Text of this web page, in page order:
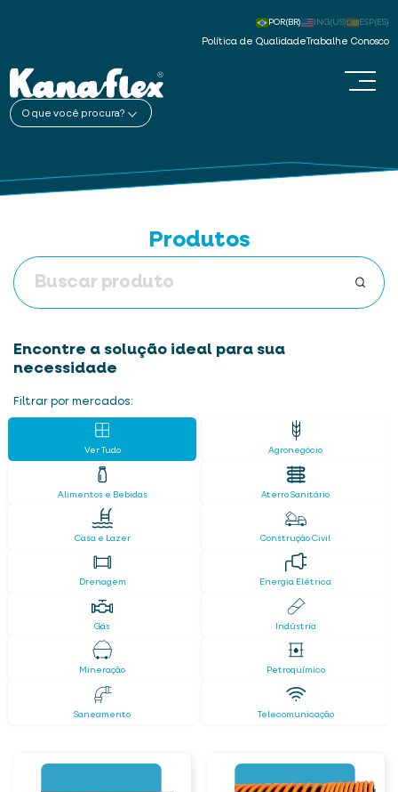
Política de Qualidade Trabalhe Conosco
POR(BR) ING(US) ESP(ES)
O que você procura?
Produtos
Encontre a solução ideal para sua
necessidade
Filtrar por mercados:
Ver Tudo Agronegócio
Alimentos e Bebidas Aterro Sanitário
Casa e Lazer Construção Civil
Drenagem Energia Elétrica
Gás Indústria
Mineração Petroquímico
Saneamento Telecomunicação